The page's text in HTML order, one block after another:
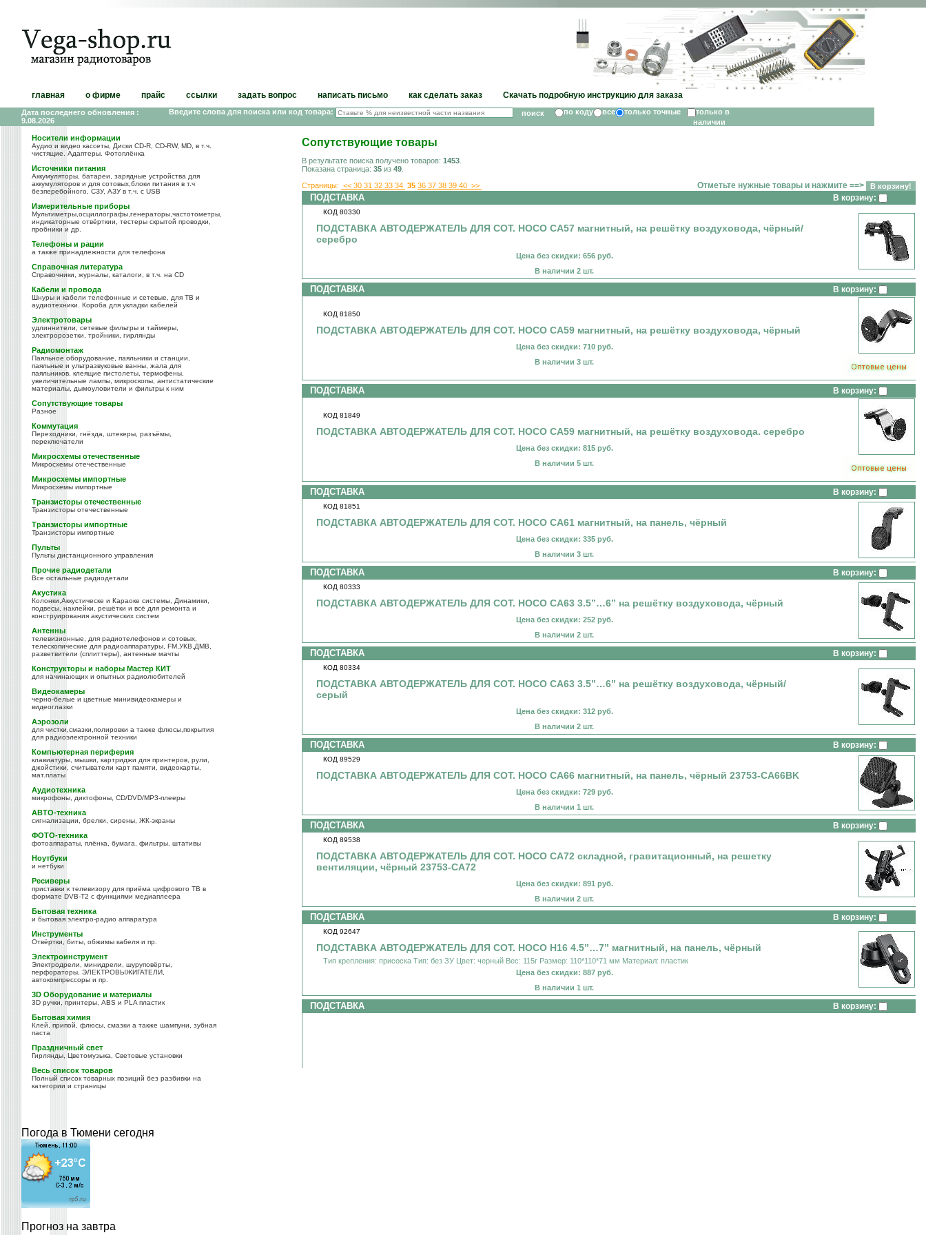
главная о фирме прайс ссылки задать вопрос написать письмо как сделать заказ Скачать подробную инструкцию для заказа
Дата последнего обновления :
9.08.2026
Введите слова для поиска или код товара: по коду все только точные
только в
наличии
Носители информации
Аудио и видео кассеты, Диски CD-R, CD-RW, MD, в т.ч.
чистящие. Адаптеры. Фотоплёнка
Источники питания
Аккумуляторы, батареи, зарядные устройства для
аккумуляторов и для сотовых,блоки питания в т.ч
безперебойного, СЗУ, АЗУ в т.ч. с USB
Измерительные приборы
Мультиметры,осциллографы,генераторы,частотометры,
индикаторные отвёрткии, тестеры скрытой проводки,
пробники и др.
Телефоны и рации
а также принадлежности для телефона
Справочная литература
Справочники, журналы, каталоги, в т.ч. на CD
Кабели и провода
Шнуры и кабели телефонные и сетевые, для ТВ и
аудиотехники. Короба для укладки кабелей
Электротовары
удлиннители, сетевые фильтры и таймеры,
электророзетки, тройники, гирлянды
Радиомонтаж
Паяльное оборудование, паяльники и станции,
паяльные и ультразвуковые ванны, жала для
паяльников, клеящие пистолеты, термофены,
увеличительные лампы, микроскопы, антистатические
материалы, дымоуловители и фильтры к ним
Сопутствующие товары
Разное
Коммутация
Переходники, гнёзда, штекеры, разъёмы,
переключатели
Микросхемы отечественные
Микросхемы отечественные
Микросхемы импортные
Микросхемы импортные
Транзисторы отечественные
Транзисторы отечественные
Транзисторы импортные
Транзисторы импортные
Пульты
Пульты дистанционного управления
Прочие радиодетали
Все остальные радиодетали
Акустика
Колонки,Аккустическе и Караоке системы, Динамики,
подвесы, наклейки, решётки и всё для ремонта и
конструирования акустических систем
Антенны
телевизионные, для радиотелефонов и сотовых,
телескопические для радиоаппаратуры, FM,УКВ,ДМВ,
разветвители (сплиттеры), антенные мачты
Конструкторы и наборы Мастер КИТ
для начинающих и опытных радиолюбителей
Видеокамеры
черно-белые и цветные минивидеокамеры и
видеоглазки
Аэрозоли
для чистки,смазки,полировки а также флюсы,покрытия
для радиоэлектронной техники
Компьютерная периферия
клавиатуры, мышки, картриджи для принтеров, рули,
джойстики, считыватели карт памяти, видеокарты,
мат.платы
Аудиотехника
микрофоны, диктофоны, CD/DVD/MP3-плееры
АВТО-техника
сигнализации, брелки, сирены, ЖК-экраны
ФОТО-техника
фотоаппараты, плёнка, бумага, фильтры, штативы
Ноутбуки
и нетбуки
Ресиверы
приставки к телевизору для приёма цифрового ТВ в
формате DVB-T2 с функциями медиаплеера
Бытовая техника
и бытовая электро-радио аппаратура
Инструменты
Отвёртки, биты, обжимы кабеля и пр.
Электроинструмент
Электродрели, минидрели, шуруповёрты,
перфораторы, ЭЛЕКТРОВЫЖИГАТЕЛИ,
автокомпрессоры и пр.
3D Оборудование и материалы
3D ручки, принтеры, ABS и PLA пластик
Бытовая химия
Клей, припой, флюсы, смазки а также шампуни, зубная
паста
Праздничный свет
Гирлянды, Цветомузыка, Световые установки
Весь список товаров
Полный список товарных позиций без разбивки на
категории и страницы
Погода в Тюмени сегодня
Прогноз на завтра
Сопутствующие товары
В результате поиска получено товаров: 1453
Показана страница: 35 из 49
Страницы: << 30 31 32 33 34 35 36 37 38 39 40 >> Отметьте нужные товары и нажмите ==>
ПОДСТАВКА В корзину:
КОД 80330
ПОДСТАВКА АВТОДЕРЖАТЕЛЬ ДЛЯ СОТ. HOCO CA57 магнитный, на решётку воздуховода, чёрный/
серебро
Цена без скидки: 656 руб.
В наличии 2 шт.
ПОДСТАВКА В корзину:
КОД 81850
ПОДСТАВКА АВТОДЕРЖАТЕЛЬ ДЛЯ СОТ. HOCO CA59 магнитный, на решётку воздуховода, чёрный
Цена без скидки: 710 руб.
В наличии 3 шт.
ПОДСТАВКА В корзину:
КОД 81849
ПОДСТАВКА АВТОДЕРЖАТЕЛЬ ДЛЯ СОТ. HOCO CA59 магнитный, на решётку воздуховода. серебро
Цена без скидки: 815 руб.
В наличии 5 шт.
ПОДСТАВКА В корзину:
КОД 81851
ПОДСТАВКА АВТОДЕРЖАТЕЛЬ ДЛЯ СОТ. HOCO CA61 магнитный, на панель, чёрный
Цена без скидки: 335 руб.
В наличии 3 шт.
ПОДСТАВКА В корзину:
КОД 80333
ПОДСТАВКА АВТОДЕРЖАТЕЛЬ ДЛЯ СОТ. HOCO CA63 3.5”…6” на решётку воздуховода, чёрный
Цена без скидки: 252 руб.
В наличии 2 шт.
ПОДСТАВКА В корзину:
КОД 80334
ПОДСТАВКА АВТОДЕРЖАТЕЛЬ ДЛЯ СОТ. HOCO CA63 3.5”…6” на решётку воздуховода, чёрный/
серый
Цена без скидки: 312 руб.
В наличии 2 шт.
ПОДСТАВКА В корзину:
КОД 89529
ПОДСТАВКА АВТОДЕРЖАТЕЛЬ ДЛЯ СОТ. HOCO CA66 магнитный, на панель, чёрный 23753-CA66BK
Цена без скидки: 729 руб.
В наличии 1 шт.
ПОДСТАВКА В корзину:
КОД 89538
ПОДСТАВКА АВТОДЕРЖАТЕЛЬ ДЛЯ СОТ. HOCO CA72 складной, гравитационный, на решетку
вентиляции, чёрный 23753-CA72
Цена без скидки: 891 руб.
В наличии 2 шт.
ПОДСТАВКА В корзину:
КОД 92647
ПОДСТАВКА АВТОДЕРЖАТЕЛЬ ДЛЯ СОТ. HOCO H16 4.5”…7” магнитный, на панель, чёрный
Тип крепления: присоска Тип: без ЗУ Цвет: черный Вес: 115г Размер: 110*110*71 мм Материал: пластик
Цена без скидки: 887 руб.
В наличии 1 шт.
ПОДСТАВКА В корзину: